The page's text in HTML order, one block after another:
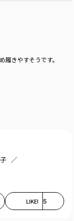
きやすそうです。
LIKE! 5